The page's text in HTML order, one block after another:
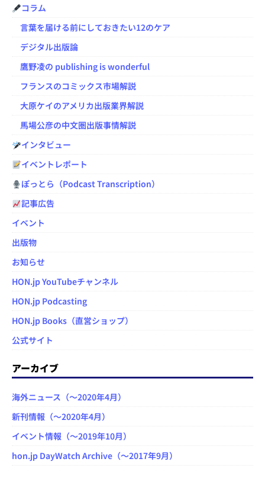
コラム
言葉を届ける前にしておきたい12のケア
デジタル出版論
鷹野凌の publishing is wonderful
フランスのコミックス市場解説
大原ケイのアメリカ出版業界解説
馬場公彦の中文圏出版事情解説
インタビュー
イベントレポート
ぽっとら（Podcast Transcription）
記事広告
イベント
出版物
お知らせ
HON.jp YouTubeチャンネル
HON.jp Podcasting
HON.jp Books（直営ショップ）
公式サイト
アーカイブ
海外ニュース（～2020年4月）
新刊情報（～2020年4月）
イベント情報（～2019年10月）
hon.jp DayWatch Archive（～2017年9月）